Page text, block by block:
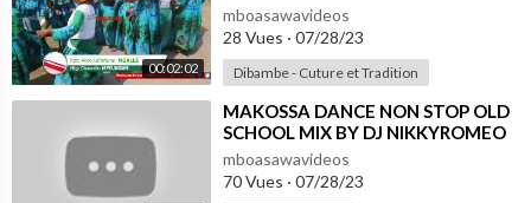
00:02:02
mboasawavideos
28 Vues · 07/28/23
Dibambe - Cuture et Tradition
⁣MAKOSSA DANCE NON STOP OLD
SCHOOL MIX BY DJ NIKKYROMEO
VEVO LATEST 2021 2022
mboasawavideos
70 Vues · 07/28/23